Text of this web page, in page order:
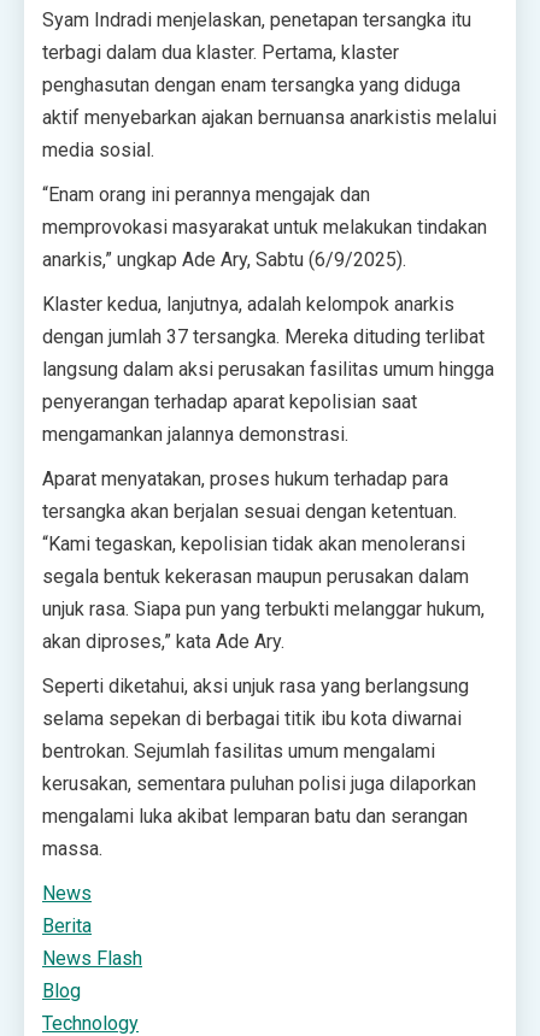
Syam Indradi menjelaskan, penetapan tersangka itu
terbagi dalam dua klaster. Pertama, klaster
penghasutan dengan enam tersangka yang diduga
aktif menyebarkan ajakan bernuansa anarkistis melalui
media sosial.
“Enam orang ini perannya mengajak dan
memprovokasi masyarakat untuk melakukan tindakan
anarkis,” ungkap Ade Ary, Sabtu (6/9/2025).
Klaster kedua, lanjutnya, adalah kelompok anarkis
dengan jumlah 37 tersangka. Mereka dituding terlibat
langsung dalam aksi perusakan fasilitas umum hingga
penyerangan terhadap aparat kepolisian saat
mengamankan jalannya demonstrasi.
Aparat menyatakan, proses hukum terhadap para
tersangka akan berjalan sesuai dengan ketentuan.
“Kami tegaskan, kepolisian tidak akan menoleransi
segala bentuk kekerasan maupun perusakan dalam
unjuk rasa. Siapa pun yang terbukti melanggar hukum,
akan diproses,” kata Ade Ary.
Seperti diketahui, aksi unjuk rasa yang berlangsung
selama sepekan di berbagai titik ibu kota diwarnai
bentrokan. Sejumlah fasilitas umum mengalami
kerusakan, sementara puluhan polisi juga dilaporkan
mengalami luka akibat lemparan batu dan serangan
massa.
News
Berita
News Flash
Blog
Technology